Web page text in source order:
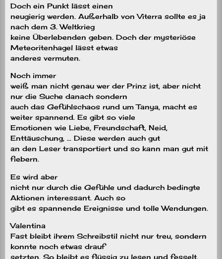
Doch ein Punkt lässt einen
neugierig werden. Außerhalb von Viterra sollte es ja
nach dem 3. Weltkrieg
keine Überlebenden geben. Doch der mysteriöse
Meteoritenhagel lässt etwas
anderes vermuten.
Noch immer
weiß man nicht genau wer der Prinz ist, aber nicht
nur die Suche danach sondern
auch das Gefühlschaos rund um Tanya, macht es
weiter spannend. Es gibt so viele
Emotionen wie Liebe, Freundschaft, Neid,
Enttäuschung, … Diese werden auch gut
an den Leser transportiert und so kann man gut mit
fiebern.
Es wird aber
nicht nur durch die Gefühle und dadurch bedingte
Aktionen interessant. Auch so
gibt es spannende Ereignisse und tolle Wendungen.
Valentina
Fast bleibt ihrem Schreibstil nicht nur treu, sondern
konnte noch etwas drauf
setzten. So bleibt es flüssig zu lesen und fesselt.